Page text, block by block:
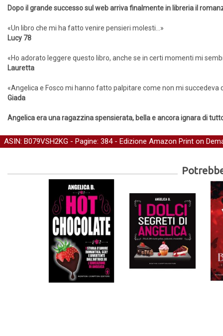
Dopo il grande successo sul web arriva finalmente in libreria il
«Un libro che mi ha fatto venire pensieri molesti…»
Lucy 78
«Ho adorato leggere questo libro, anche se in certi momenti mi
Lauretta
«Angelica e Fosco mi hanno fatto palpitare come non mi succedeva
Giada
Angelica era una ragazzina spensierata, bella e ancora ignara di
ASIN: B079VSH2KG - Pagine: 384 - Edizione Amazon Print on